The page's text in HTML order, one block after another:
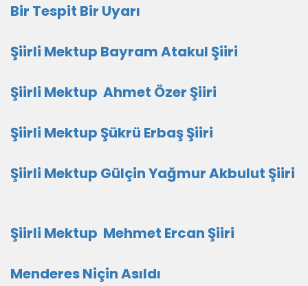
Bir Tespit Bir Uyarı
Şiirli Mektup Bayram Atakul Şiiri
Şiirli Mektup Ahmet Özer Şiiri
Şiirli Mektup Şükrü Erbaş Şiiri
Şiirli Mektup Gülçin Yağmur Akbulut Şiiri
Şiirli Mektup Mehmet Ercan Şiiri
Menderes Niçin Asıldı